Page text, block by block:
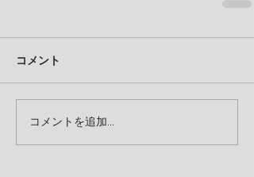
コメント
コメントを追加…